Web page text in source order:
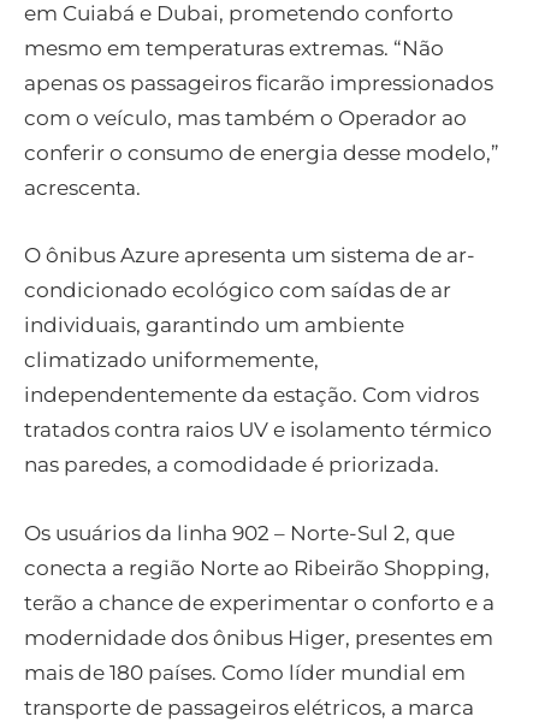
em Cuiabá e Dubai, prometendo conforto
mesmo em temperaturas extremas. “Não
apenas os passageiros ficarão impressionados
com o veículo, mas também o Operador ao
conferir o consumo de energia desse modelo,”
acrescenta.
O ônibus Azure apresenta um sistema de ar-
condicionado ecológico com saídas de ar
individuais, garantindo um ambiente
climatizado uniformemente,
independentemente da estação. Com vidros
tratados contra raios UV e isolamento térmico
nas paredes, a comodidade é priorizada.
Os usuários da linha 902 – Norte-Sul 2, que
conecta a região Norte ao Ribeirão Shopping,
terão a chance de experimentar o conforto e a
modernidade dos ônibus Higer, presentes em
mais de 180 países. Como líder mundial em
transporte de passageiros elétricos, a marca